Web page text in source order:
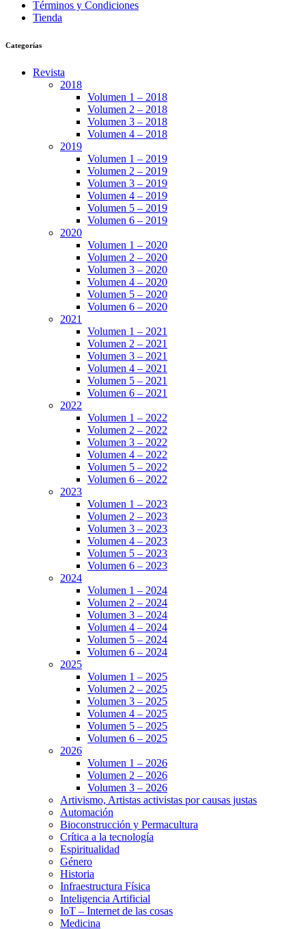
Términos y Condiciones
Tienda
Categorías
Revista
2018
Volumen 1 – 2018
Volumen 2 – 2018
Volumen 3 – 2018
Volumen 4 – 2018
2019
Volumen 1 – 2019
Volumen 2 – 2019
Volumen 3 – 2019
Volumen 4 – 2019
Volumen 5 – 2019
Volumen 6 – 2019
2020
Volumen 1 – 2020
Volumen 2 – 2020
Volumen 3 – 2020
Volumen 4 – 2020
Volumen 5 – 2020
Volumen 6 – 2020
2021
Volumen 1 – 2021
Volumen 2 – 2021
Volumen 3 – 2021
Volumen 4 – 2021
Volumen 5 – 2021
Volumen 6 – 2021
2022
Volumen 1 – 2022
Volumen 2 – 2022
Volumen 3 – 2022
Volumen 4 – 2022
Volumen 5 – 2022
Volumen 6 – 2022
2023
Volumen 1 – 2023
Volumen 2 – 2023
Volumen 3 – 2023
Volumen 4 – 2023
Volumen 5 – 2023
Volumen 6 – 2023
2024
Volumen 1 – 2024
Volumen 2 – 2024
Volumen 3 – 2024
Volumen 4 – 2024
Volumen 5 – 2024
Volumen 6 – 2024
2025
Volumen 1 – 2025
Volumen 2 – 2025
Volumen 3 – 2025
Volumen 4 – 2025
Volumen 5 – 2025
Volumen 6 – 2025
2026
Volumen 1 – 2026
Volumen 2 – 2026
Volumen 3 – 2026
Artivismo, Artistas activistas por causas justas
Automación
Bioconstrucción y Permacultura
Crítica a la tecnología
Espiritualidad
Género
Historia
Infraestructura Física
Inteligencia Artificial
IoT – Internet de las cosas
Medicina